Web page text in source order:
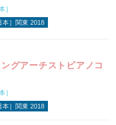
］
本］関東 2018
グアーチストピアノコ
］
本］関東 2018